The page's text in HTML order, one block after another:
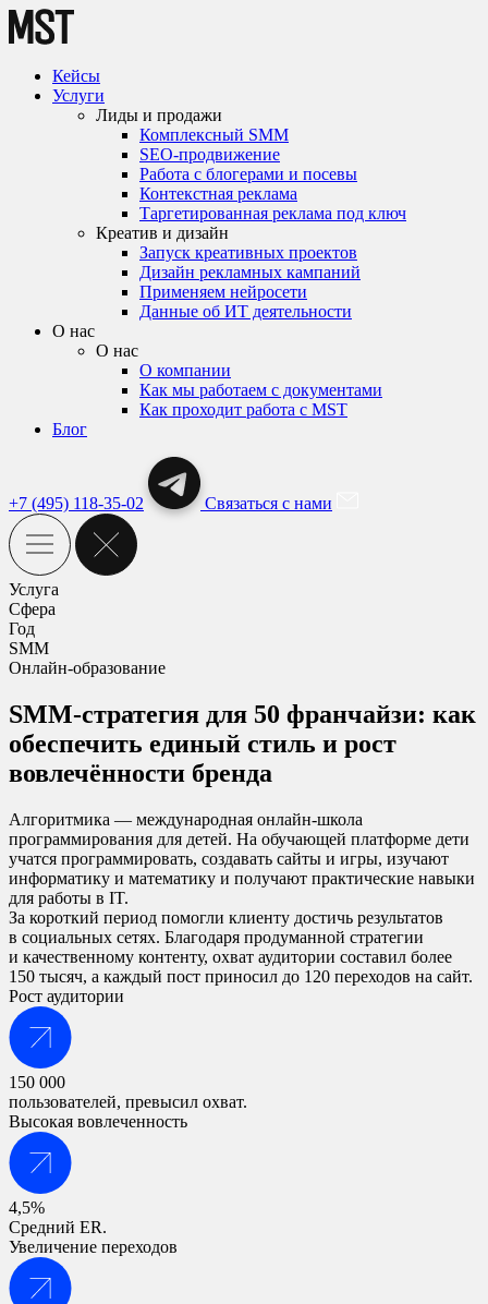
Кейсы
Услуги
Лиды и продажи
Комплексный SMM
SEO-продвижение
Работа с блогерами и посевы
Контекстная реклама
Таргетированная реклама под ключ
Креатив и дизайн
Запуск креативных проектов
Дизайн рекламных кампаний
Применяем нейросети
Данные об ИТ деятельности
О нас
О нас
О компании
Как мы работаем с документами
Как проходит работа с MST
Блог
+7 (495) 118-35-02 Связаться с нами
Услуга
Сфера
Год
SMM
Онлайн-образование
SMM-стратегия для 50 франчайзи: как
обеспечить единый стиль и рост
вовлечённости бренда
Алгоритмика — международная онлайн-школа
программирования для детей. На обучающей платформе дети
учатся программировать, создавать сайты и игры, изучают
информатику и математику и получают практические навыки
для работы в IT.
За короткий период помогли клиенту достичь результатов
в социальных сетях. Благодаря продуманной стратегии
и качественному контенту, охват аудитории составил более
150 тысяч, а каждый пост приносил до 120 переходов на сайт.
Рост аудитории
150 000
пользователей, превысил охват.
Высокая вовлеченность
4,5%
Средний ER.
Увеличение переходов